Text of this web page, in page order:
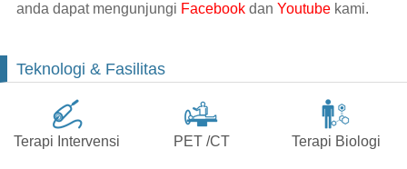
anda dapat mengunjungi Facebookdan Youtubekami.
Teknologi & Fasilitas
Terapi Intervensi PET /CT Terapi Biologi